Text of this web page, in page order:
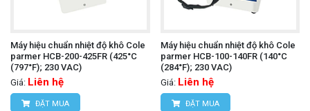
Máy hiệu chuẩn nhiệt độ khô Cole
parmer HCB-200-425FR (425°C
(797°F); 230 VAC)
Giá: Liên hệ
ĐẶT MUA
Máy hiệu chuẩn nhiệt độ khô Cole
parmer HCB-100-140FR (140°C
(284°F); 230 VAC)
Giá: Liên hệ
ĐẶT MUA